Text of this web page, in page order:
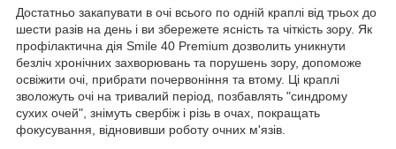
Достатньо закапувати в очі всього по одній краплі від трьох до
шести разів на день і ви збережете ясність та чіткість зору. Як
профілактична дія Smile 40 Premium дозволить уникнути
безліч хронічних захворювань та порушень зору, допоможе
освіжити очі, прибрати почервоніння та втому. Ці краплі
зволожуть очі на тривалий період, позбавлять "синдрому
сухих очей", знімуть свербіж і різь в очах, покращать
фокусування, відновивши роботу очних м'язів.